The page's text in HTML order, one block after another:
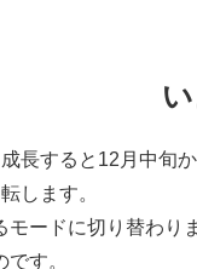
長すると12月中旬
します。
ードに切り替わり
す。